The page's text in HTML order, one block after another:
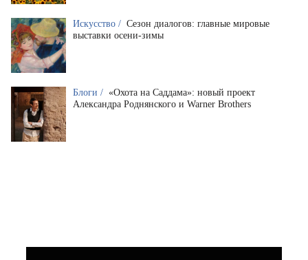
Искусство / Сезон диалогов: главные мировые
выставки осени-зимы
Блоги / «Охота на Саддама»: новый проект
Александра Роднянского и Warner Brothers